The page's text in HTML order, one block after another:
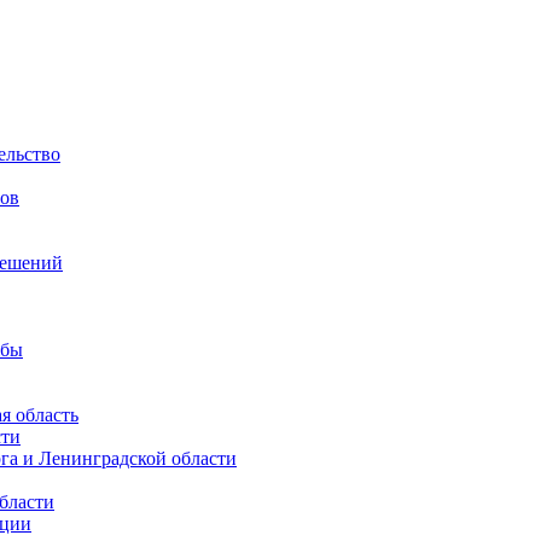
область
и Ленинградской области